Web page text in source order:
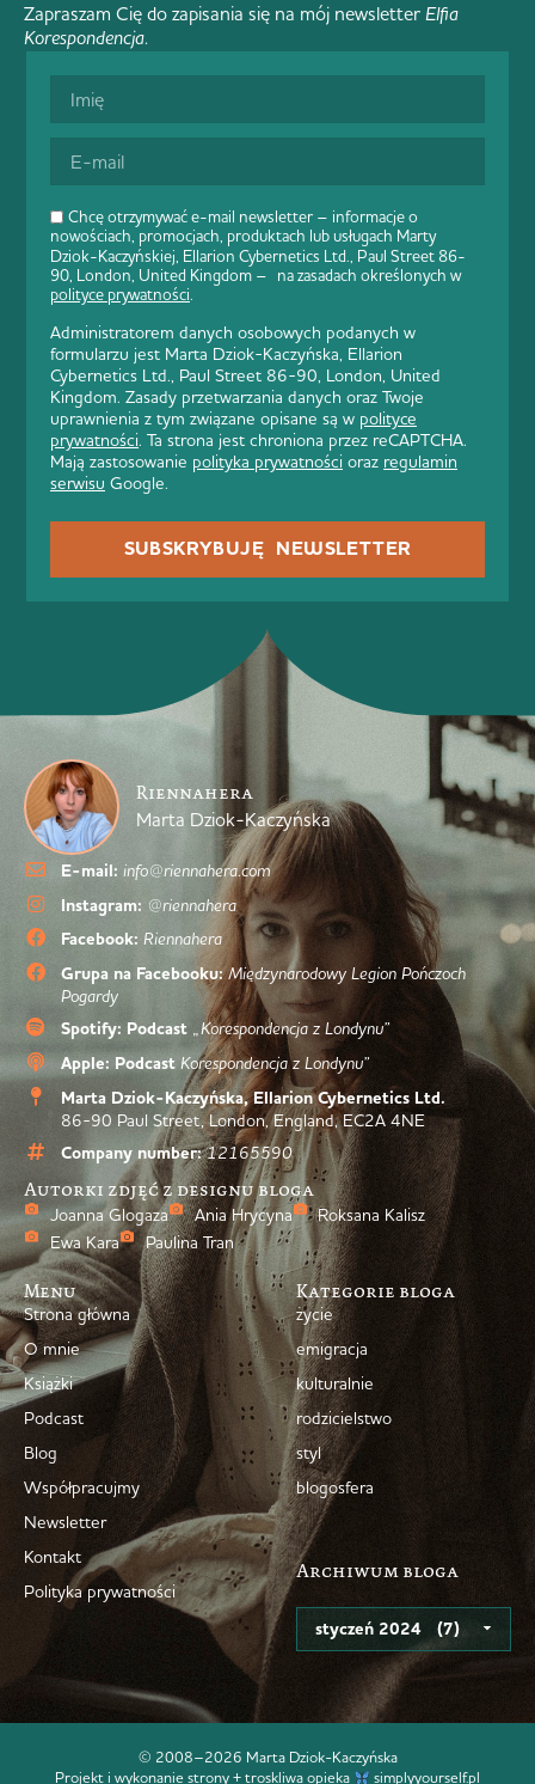
Chcę otrzymywać e-mail newsletter – informacje o
nowościach, promocjach, produktach lub usługach Marty
Dziok-Kaczyńskiej, Ellarion Cybernetics Ltd., Paul Street 86-
90, London, United Kingdom – na zasadach określonych w
polityce prywatności.
Administratorem danych osobowych podanych w
formularzu jest Marta Dziok-Kaczyńska, Ellarion
Cybernetics Ltd., Paul Street 86-90, London, United
Kingdom. Zasady przetwarzania danych oraz Twoje
uprawnienia z tym związane opisane są w polityce
prywatności. Ta strona jest chroniona przez reCAPTCHA.
Mają zastosowanie polityka prywatności oraz regulamin
serwisu Google.
SUBSKRYBUJĘ NEWSLETTER
Zapraszam Cię do zapisania się na mój newsletter Elfia
Korespondencja.
Riennahera
Marta Dziok-Kaczyńska
E-mail: info@riennahera.com
Instagram: @riennahera
Facebook: Riennahera
Grupa na Facebooku: Międzynarodowy Legion Pończoch
Pogardy
Spotify: Podcast „Korespondencja z Londynu”
Apple: Podcast Korespondencja z Londynu”
Marta Dziok-Kaczyńska, Ellarion Cybernetics Ltd.
86-90 Paul Street, London, England, EC2A 4NE
Company number: 12165590
Autorki zdjęć z designu bloga
Joanna Glogaza Ania Hrycyna
Roksana Kalisz
Ewa Kara
Paulina Tran
Menu
Strona główna
O mnie
Książki
Podcast
Blog
Współpracujmy
Newsletter
Kontakt
Polityka prywatności
Kategorie bloga
życie
emigracja
kulturalnie
rodzicielstwo
styl
blogosfera
Archiwum bloga
© 2008–2026 Marta Dziok-Kaczyńska
Projekt i wykonanie strony + troskliwa opieka
simplyyourself.pl